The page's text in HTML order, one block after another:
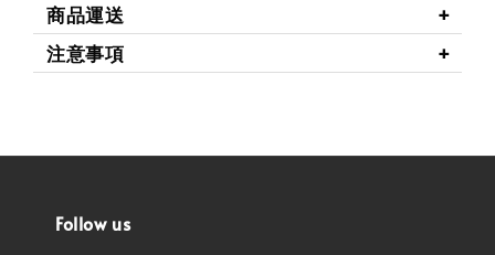
商品運送
注意事項
Follow us